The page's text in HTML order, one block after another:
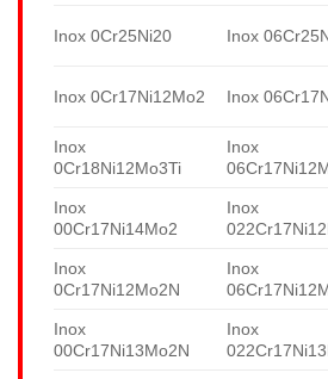
Inox 0Cr25Ni20 Inox
Inox 0Cr17Ni12Mo2 Inox
Inox
0Cr18Ni12Mo3Ti
Inox
Inox
00Cr17Ni14Mo2
Inox
Inox
0Cr17Ni12Mo2N
Inox
Inox
00Cr17Ni13Mo2N
Inox